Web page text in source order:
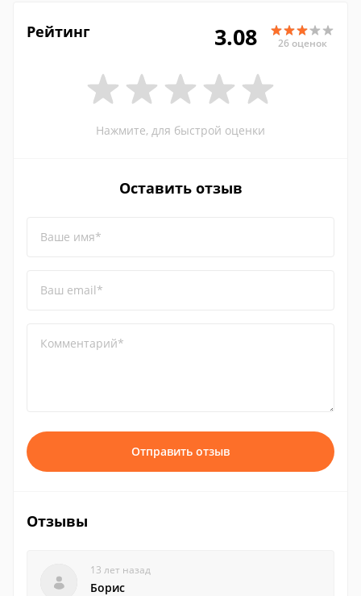
Рейтинг 3.08 26 оценок
Нажмите, для быстрой оценки
Оставить отзыв
Ваше имя*
Ваш email*
Комментарий*
Отправить отзыв
Отзывы
13 лет назад
Борис